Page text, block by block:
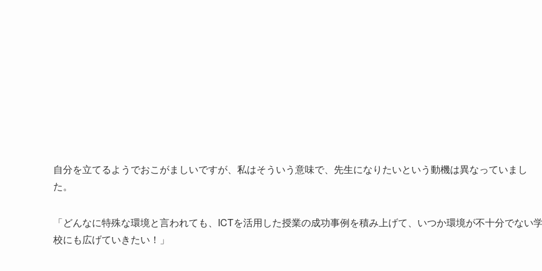
自分を立てるようでおこがましいですが、私はそういう意味で、先生になりたいという動機は異なっていまし
た。
「どんなに特殊な環境と言われても、ICTを活用した授業の成功事例を積み上げて、いつか環境が不十分でない
校にも広げていきたい！」